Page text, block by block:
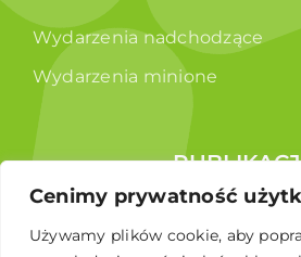
Cenimy prywatność
Używamy plików cookie, aby
Wydarzenia nadchodzące
Wydarzenia minione
Raporty
Broszura edukacyjna